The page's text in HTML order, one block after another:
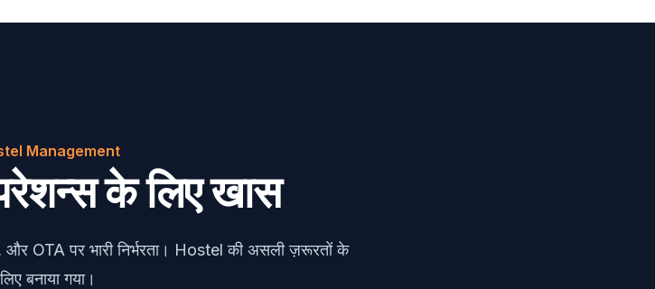
Management
के लिए खास
OTA पर भारी निर्भरता। Hostel की असली ज़रूरतों के
लिए बनाया गया।